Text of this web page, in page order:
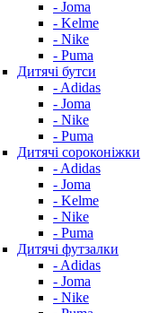
- Joma
- Kelme
- Nike
- Puma
Дитячі бутси
- Adidas
- Joma
- Nike
- Puma
Дитячі сороконіжки
- Adidas
- Joma
- Kelme
- Nike
- Puma
Дитячі футзалки
- Adidas
- Joma
- Nike